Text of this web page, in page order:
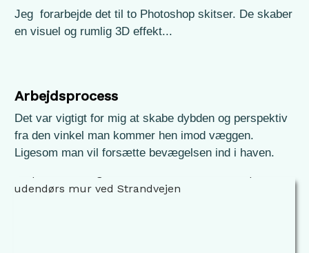
Jeg forarbejde det til to Photoshop skitser. De skaber
en visuel og rumlig 3D effekt...
Arbejdsprocess
Det var vigtigt for mig at skabe dybden og perspektiv
fra den vinkel man kommer hen imod væggen.
Ligesom man vil forsætte bevægelsen ind i haven.